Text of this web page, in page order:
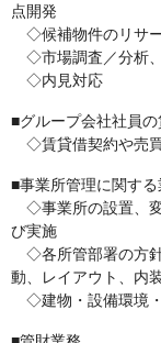
点開発
◇候補物件のリサ
◇市場調査／分析
◇内見対応
■グループ会社社員の
◇賃貸借契約や売
■事業所管理に関する
◇事業所の設置、変
び実施
◇各所管部署の方針
動、レイアウト、内
◇建物・設備環境